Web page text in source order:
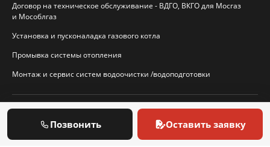
Договор на техническое обслуживание - ВДГО, ВКГО для Мосгаз
и Мособлгаз
Установка и пусконаладка газового котла
Промывка системы отопления
Монтаж и сервис систем водоочистки /водоподготовки
© 2026 И.П. Кротиков С.А. Virtbridge.ru
Позвонить Оставить заявку